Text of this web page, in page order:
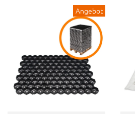
Angebot